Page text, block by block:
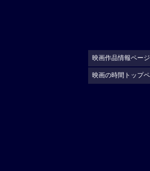
映画作品情報ペー
映画の時間トップ